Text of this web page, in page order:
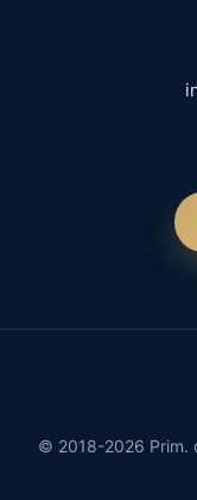
© 2018-2026 Prim.